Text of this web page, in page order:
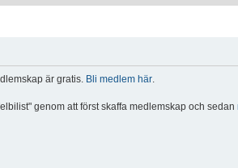
är gratis. Bli medlem här
genom att först skaffa medlemskap och sedan